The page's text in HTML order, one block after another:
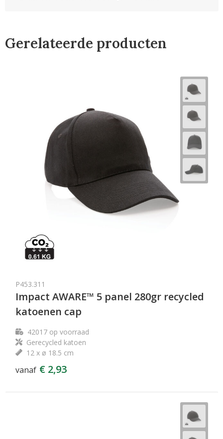
Gerelateerde producten
P453.311
Impact AWARE™ 5 panel 280gr recycled
katoenen cap
42017op voorraad
Gerecycled katoen
12 x ø 18.5 cm
vanaf € 2,93